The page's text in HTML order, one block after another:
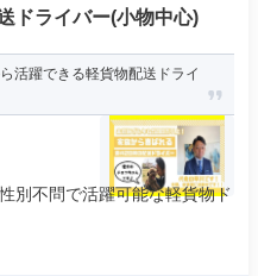
ドライバー(小物中心)
活躍できる軽貨物配送ドライ
不問で活躍可能な軽貨物ド